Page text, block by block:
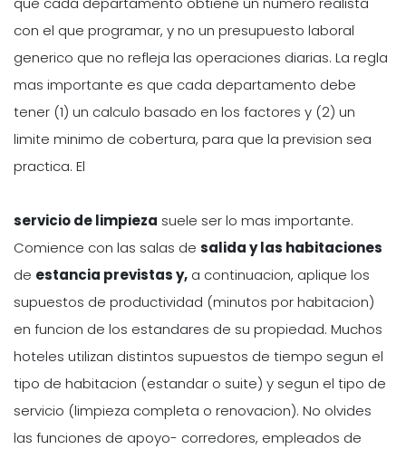
con el que programar, y no un presupuesto laboral
generico que no refleja las operaciones diarias. La regla
mas importante es que cada departamento debe
tener (1) un calculo basado en los factores y (2) un
limite minimo de cobertura, para que la prevision sea
practica. El
servicio de limpieza suele ser lo mas importante.
Comience con las salas de salida y las habitaciones
de estancia previstas y, a continuacion, aplique los
supuestos de productividad (minutos por habitacion)
en funcion de los estandares de su propiedad. Muchos
hoteles utilizan distintos supuestos de tiempo segun el
tipo de habitacion (estandar o suite) y segun el tipo de
servicio (limpieza completa o renovacion). No olvides
las funciones de apoyo- corredores, empleados de